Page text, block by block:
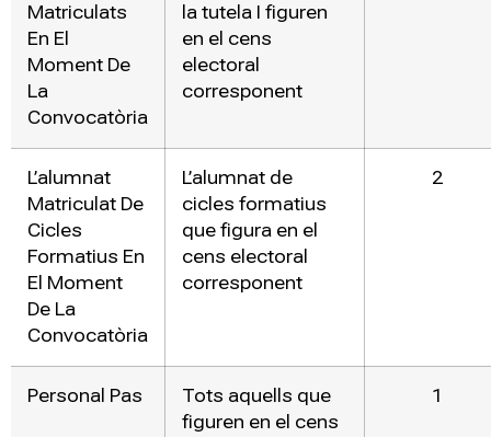
Matriculats
En El
Moment De
La
Convocatòria
la tutela I figuren
en el cens
electoral
corresponent
L’alumnat
Matriculat De
Cicles
Formatius En
El Moment
De La
Convocatòria
L’alumnat de
cicles formatius
que figura en el
cens electoral
corresponent
2
Personal Pas
Tots aquells que
figuren en el cens
1